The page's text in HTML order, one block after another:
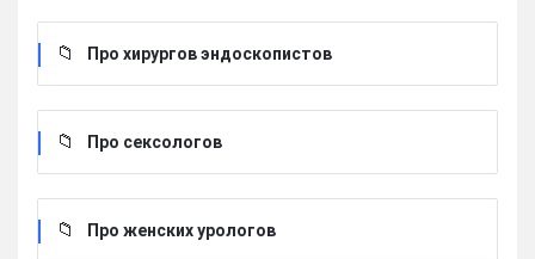
Про хирургов эндоскопистов
Про сексологов
Про женских урологов